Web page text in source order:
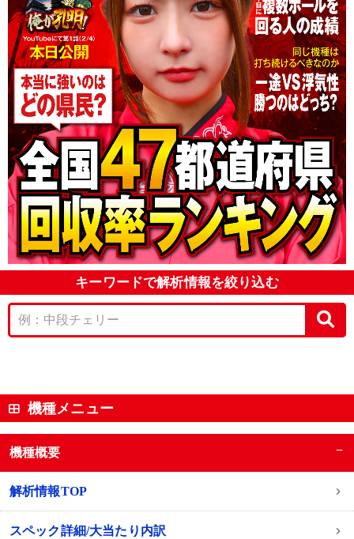
キーワードで解析情報を絞り込む
機種メニュー
機種概要 −
解析情報TOP
スペック詳細/大当たり内訳